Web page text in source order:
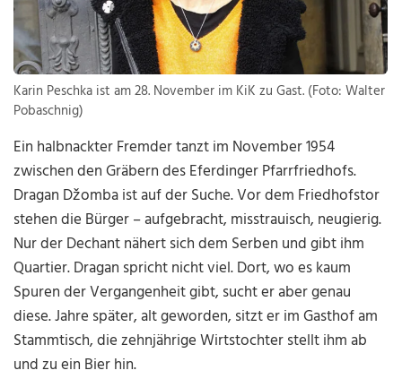
Karin Peschka ist am 28. November im KiK zu Gast. (Foto: Walter
Pobaschnig)
Ein halbnackter Fremder tanzt im November 1954
zwischen den Gräbern des Eferdinger Pfarrfriedhofs.
Dragan Džomba ist auf der Suche. Vor dem Friedhofstor
stehen die Bürger – aufgebracht, misstrauisch, neugierig.
Nur der Dechant nähert sich dem Serben und gibt ihm
Quartier. Dragan spricht nicht viel. Dort, wo es kaum
Spuren der Vergangenheit gibt, sucht er aber genau
diese. Jahre später, alt geworden, sitzt er im Gasthof am
Stammtisch, die zehnjährige Wirtstochter stellt ihm ab
und zu ein Bier hin.